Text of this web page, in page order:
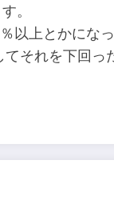
。
以上とかにな
それを下回